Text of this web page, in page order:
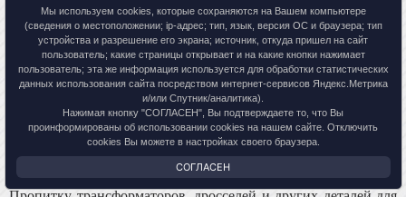
котором отсутствуют примеси кислот (определить
присутствие примесей можно по покрасне­нию лакмусовой
бумажки, опущенной в расплавленный парафин).
Очистить парафин можно прокипятив его в воде. Во­ду при
этом несколько раз меняют. Нерастворимые в во­де примеси
осядут на дно, а растворившиеся кислоты уда­ляют вместе с
водой.
Мы используем cookies, которые сохраняются на Вашем компьютере
(сведения о местоположении; ip-адрес; тип, язык, версия ОС и браузера; тип
устройства и разрешение его экрана; источник, откуда пришел на сайт
пользователь; какие страницы открывает и на какие кнопки нажимает
пользователь; эта же информация используется для обработки статистических
данных использования сайта посредством интернет-сервисов Яндекс.Метрика
и/или Спутник/аналитика).
Нажимая кнопку "СОГЛАСЕН", Вы подтверждаете то, что Вы
проинформированы об использовании cookies на нашем сайте. Отключить
cookies Вы можете в настройках своего браузера.
СОГЛАСЕН